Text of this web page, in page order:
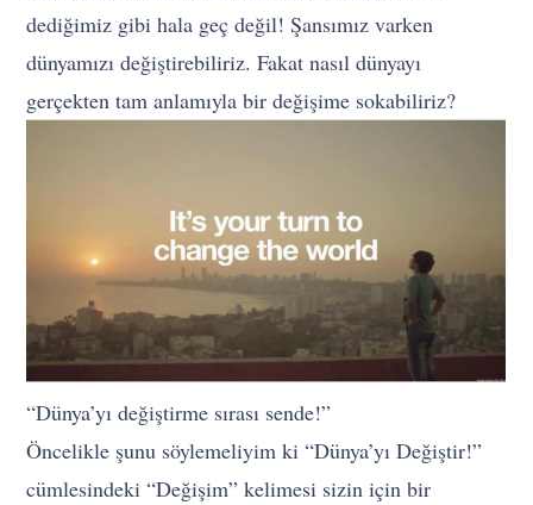
dediğimiz gibi hala geç değil! Şansımız varken
dünyamızı değiştirebiliriz. Fakat nasıl dünyayı
gerçekten tam anlamıyla bir değişime sokabiliriz?
“Dünya’yı değiştirme sırası sende!”
Öncelikle şunu söylemeliyim ki “Dünya’yı Değiştir!”
cümlesindeki “Değişim” kelimesi sizin için bir